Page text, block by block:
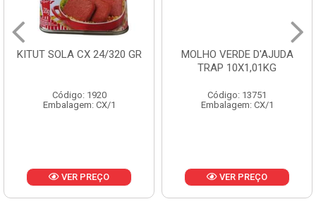
KITUT SOLA CX 24/320 GR
Código: 1920
Embalagem: CX/1
VER PREÇO
MOLHO VERDE D'AJUDA
TRAP 10X1,01KG
Código: 13751
Embalagem: CX/1
VER PREÇO